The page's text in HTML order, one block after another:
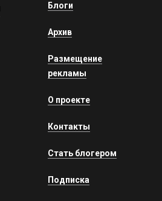
Блоги
Архив
Размещение
рекламы
О проекте
Контакты
Стать блогером
Подписка